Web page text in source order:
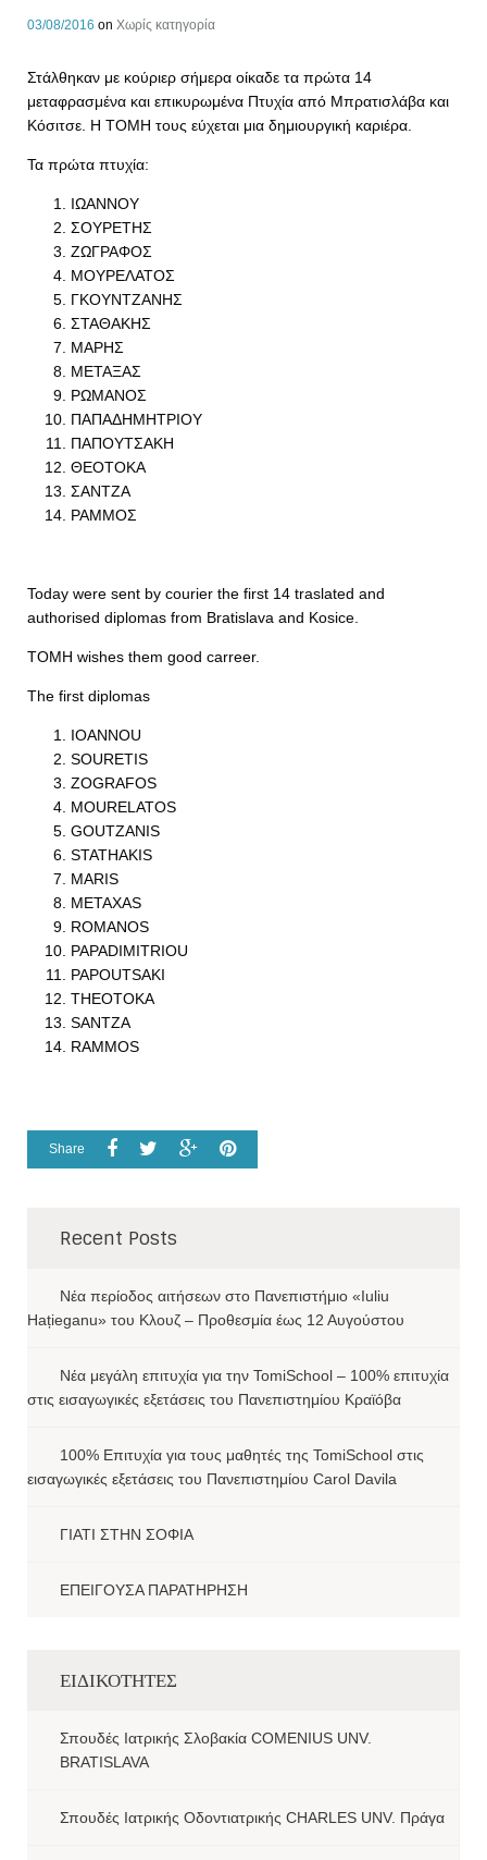
03/08/2016 on Χωρίς κατηγορία
Στάλθηκαν με κούριερ σήμερα οίκαδε τα πρώτα 14
μεταφρασμένα και επικυρωμένα Πτυχία από Μπρατισλάβα και
Κόσιτσε. Η ΤΟΜΗ τους εύχεται μια δημιουργική καριέρα.
Τα πρώτα πτυχία:
ΙΩΑΝΝΟΥ
ΣΟΥΡΕΤΗΣ
ΖΩΓΡΑΦΟΣ
ΜΟΥΡΕΛΑΤΟΣ
ΓΚΟΥΝΤΖΑΝΗΣ
ΣΤΑΘΑΚΗΣ
ΜΑΡΗΣ
ΜΕΤΑΞΑΣ
ΡΩΜΑΝΟΣ
ΠΑΠΑΔΗΜΗΤΡΙΟΥ
ΠΑΠΟΥΤΣΑΚΗ
ΘΕΟΤΟΚΑ
ΣΑΝΤΖΑ
ΡΑΜΜΟΣ
Today were sent by courier the first 14 traslated and
authorised diplomas from Bratislava and Kosice.
TOMH wishes them good carreer.
The first diplomas
IOANNOU
SOURETIS
ZOGRAFOS
MOURELATOS
GOUTZANIS
STATHAKIS
MARIS
METAXAS
ROMANOS
PAPADIMITRIOU
PAPOUTSAKI
THEOTOKA
SANTZA
RAMMOS
Share
Recent Posts
Νέα περίοδος αιτήσεων στο Πανεπιστήμιο «Iuliu
Hațieganu» του Κλουζ – Προθεσμία έως 12 Αυγούστου
Νέα μεγάλη επιτυχία για την TomiSchool – 100% επιτυχία
στις εισαγωγικές εξετάσεις του Πανεπιστημίου Κραϊόβα
100% Επιτυχία για τους μαθητές της TomiSchool στις
εισαγωγικές εξετάσεις του Πανεπιστημίου Carol Davila
ΓΙΑΤΙ ΣΤΗΝ ΣΟΦΙΑ
ΕΠΕΙΓΟΥΣΑ ΠΑΡΑΤΗΡΗΣΗ
ΕΙΔΙΚΟΤΗΤΕΣ
Σπουδές Ιατρικής Σλοβακία COMENIUS UNV.
BRATISLAVA
Σπουδές Ιατρικής Οδοντιατρικής CHARLES UNV. Πράγα